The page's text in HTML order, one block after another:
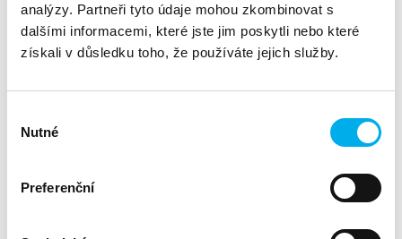
analýzy. Partneři tyto údaje mohou zkombinovat s
dalšími informacemi, které jste jim poskytli nebo které
získali v důsledku toho, že používáte jejich služby.
souhlasu
Nutné
Preferenční
Proč byste měli školit své klienty?
Společně jim můžeme otevřít nové pohledy na věc, které
Aktuální hrozby a trendy v oblasti kyberbezpečnosti